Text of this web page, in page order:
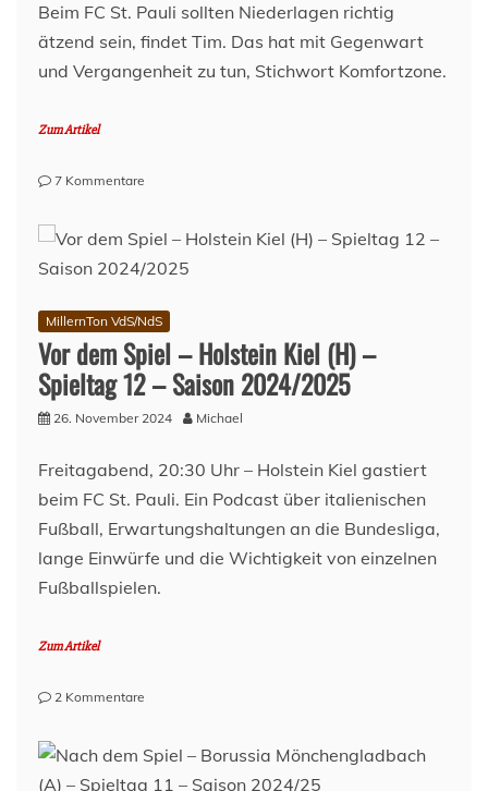
Beim FC St. Pauli sollten Niederlagen richtig
ätzend sein, findet Tim. Das hat mit Gegenwart
und Vergangenheit zu tun, Stichwort Komfortzone.
Zum Artikel
7 Kommentare
MillernTon VdS/NdS
Vor dem Spiel – Holstein Kiel (H) –
Spieltag 12 – Saison 2024/2025
26. November 2024 Michael
Freitagabend, 20:30 Uhr – Holstein Kiel gastiert
beim FC St. Pauli. Ein Podcast über italienischen
Fußball, Erwartungshaltungen an die Bundesliga,
lange Einwürfe und die Wichtigkeit von einzelnen
Fußballspielen.
Zum Artikel
2 Kommentare
Spiel
–